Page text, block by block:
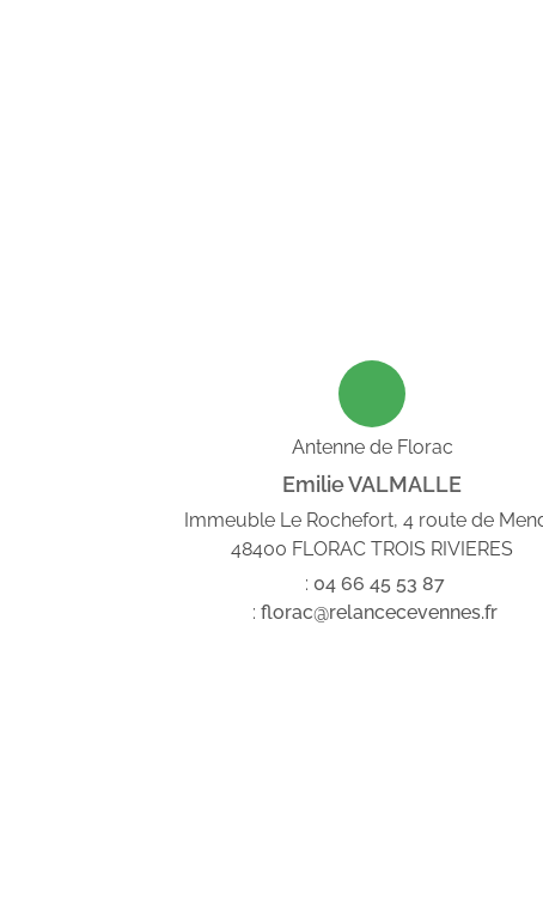
Antenne de Florac
Emilie VALMALLE
Immeuble Le Rochefort, 4 route de
48400 FLORAC TROIS RIVIERES
: 04 66 45 53 87
: florac@relancecevennes.fr